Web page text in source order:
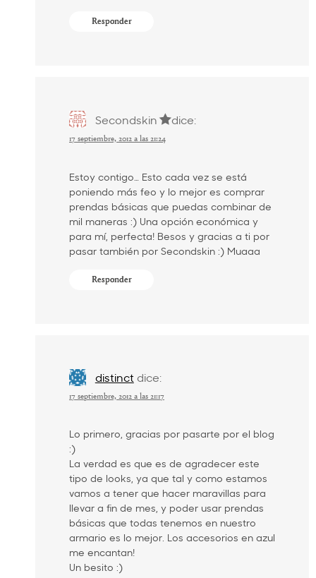
Responder
Secondskin dice:
17 septiembre, 2012 a las 21:24
Estoy contigo… Esto cada vez se está
poniendo más feo y lo mejor es comprar
prendas básicas que puedas combinar de
mil maneras :) Una opción económica y
para mí, perfecta! Besos y gracias a ti por
pasar también por Secondskin :) Muaaa
Responder
distinct dice:
17 septiembre, 2012 a las 21:17
Lo primero, gracias por pasarte por el blog
:)
La verdad es que es de agradecer este
tipo de looks, ya que tal y como estamos
vamos a tener que hacer maravillas para
llevar a fin de mes, y poder usar prendas
básicas que todas tenemos en nuestro
armario es lo mejor. Los accesorios en azul
me encantan!
Un besito :)